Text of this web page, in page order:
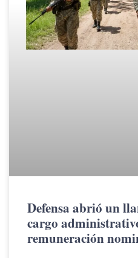
Defensa abrió un
cargo
remuneración